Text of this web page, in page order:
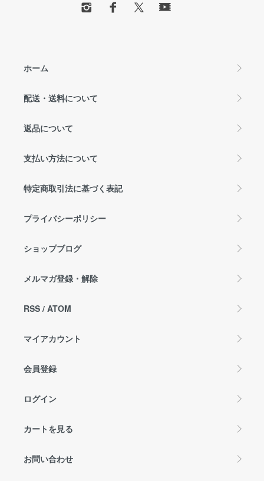
ホーム
配送・送料について
返品について
支払い方法について
特定商取引法に基づく表記
プライバシーポリシー
ショップブログ
メルマガ登録・解除
RSS / ATOM
マイアカウント
会員登録
ログイン
カートを見る
お問い合わせ